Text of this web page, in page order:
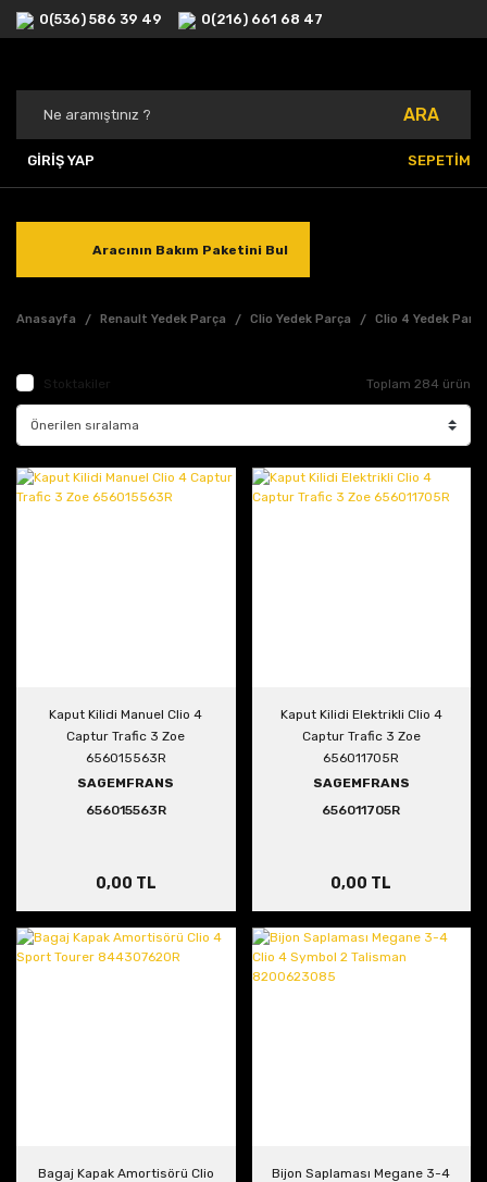
0(536) 586 39 49 0(216) 661 68 47
ARA
GİRİŞ YAP SEPETİM
Aracının Bakım Paketini Bul
Anasayfa Renault Yedek Parça Clio Yedek Parça Clio 4 Yedek
Stoktakiler Toplam 284 ürün
Kaput Kilidi Manuel Clio 4
Captur Trafic 3 Zoe
656015563R
SAGEMFRANS
656015563R
0,00 TL
Kaput Kilidi Elektrikli Clio 4
Captur Trafic 3 Zoe
656011705R
SAGEMFRANS
656011705R
0,00 TL
Bagaj Kapak Amortisörü Clio
Bijon Saplaması Megane 3-4